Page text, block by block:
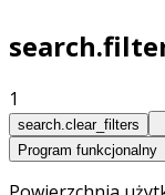
1
search.clear_filters
Program funkcjonalny